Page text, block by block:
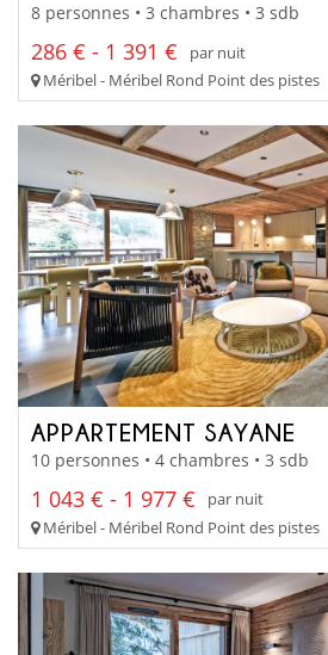
8 personnes • 3 chambres • 3 sdb
286 € - 1 391 €
par nuit
Méribel - Méribel Rond Point des pistes
APPARTEMENT SAYANE
10 personnes • 4 chambres • 3 sdb
1 043 € - 1 977 €
par nuit
Méribel - Méribel Rond Point des pistes